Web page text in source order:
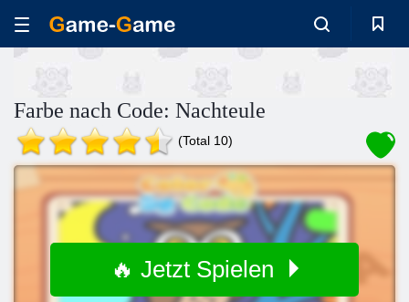
Farbe nach Code: Nachteule
(Total 10)
🔥 Jetzt Spielen